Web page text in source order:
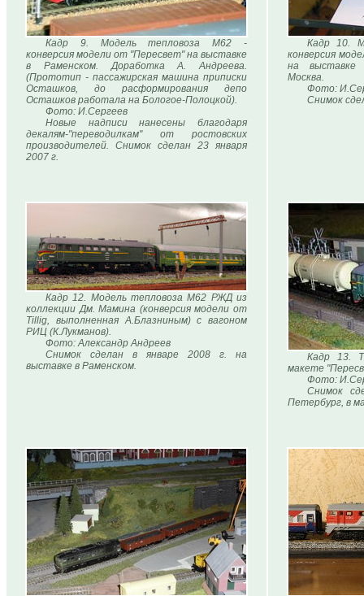
Кадр 9. Модель тепловоза М62 -
конверсия модели от "Пересвет" на выставке
в Раменском. Доработка А. Андреева.
(Прототип - пассажирская машина приписки
Осташков, до расформирования депо
Осташков работала на Бологое-Полоцкой).
Фото: И.Сергеев
Новые надписи нанесены благодаря
декалям-"переводилкам" от ростовских
производителей. Снимок сделан 23 января
2007 г.
Кадр 10.
конверсия
на выставке
Москва.
Фото:
Снимок
Кадр 12. Модель тепловоза М62 РЖД из
коллекции Дм. Мамина (конверсия модели от
Tillig, выполненная А.Блазниным) с вагоном
РИЦ (К.Лукманов).
Фото: Александр Андреев
Снимок сделан в январе 2008 г. на
выставке в Раменском.
Кадр 13.
макете
Фото:
Снимок
Петербург, в